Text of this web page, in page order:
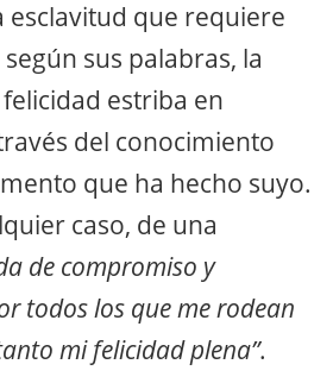
esclavitud que requiere
sus palabras, la
estriba en
del conocimiento
que ha hecho suyo.
caso, de una
de compromiso y
todos los que me rodean
mi felicidad plena”.